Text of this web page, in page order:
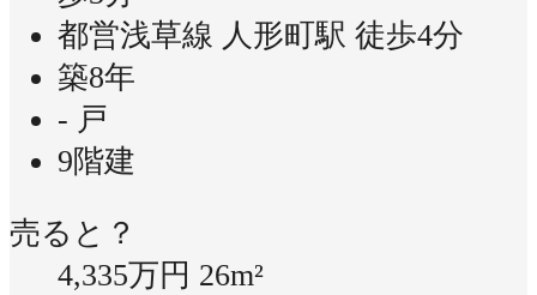
都営浅草線 人形町駅 徒歩4分
築8年
- 戸
9階建
売ると？
4,335万円 26m²